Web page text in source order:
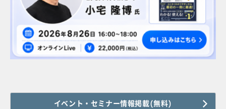
イベント・セミナー情報掲載(無料)